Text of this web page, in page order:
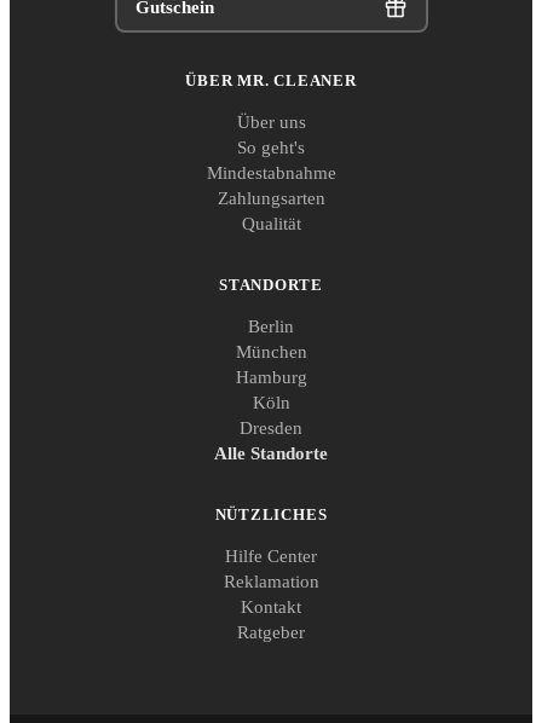
Gutschein
ÜBER MR. CLEANER
Über uns
So geht's
Mindestabnahme
Zahlungsarten
Qualität
STANDORTE
Berlin
München
Hamburg
Köln
Dresden
Alle Standorte
NÜTZLICHES
Hilfe Center
Reklamation
Kontakt
Ratgeber